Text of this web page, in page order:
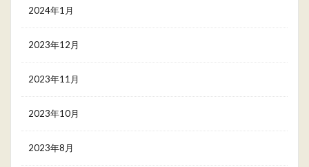
2024年1月
2023年12月
2023年11月
2023年10月
2023年8月